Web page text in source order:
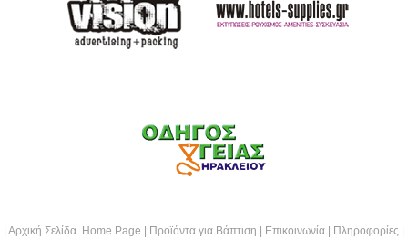
Αρχική Σελίδα Home Page Προϊόντα για Βάπτιση Επικοινωνία Πληροφορίες